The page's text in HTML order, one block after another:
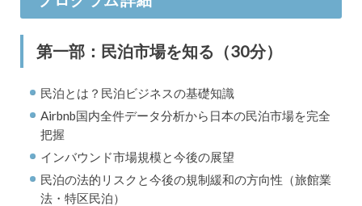
第一部：民泊市場を知る（30分）
民泊とは？民泊ビジネスの基礎知識
Airbnb国内全件データ分析から日本の民泊市場を完全
把握
インバウンド市場規模と今後の展望
民泊の法的リスクと今後の規制緩和の方向性（旅館業
法・特区民泊）